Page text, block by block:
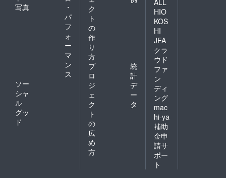
写真
・
パ
フ
ォ
ー
マ
ン
ス
ソー
シャ
ル
グッ
ド
ク
ト
の
作
り
方
プ
ロ
ジ
ェ
ク
ト
の
広
め
方
統
計
デ
ー
タ
HIO
KOS
HI
JFA
クラ
ウド
ファ
ン
ディ
ング
mac
hi-ya
補助
金申
請サ
ポー
ト